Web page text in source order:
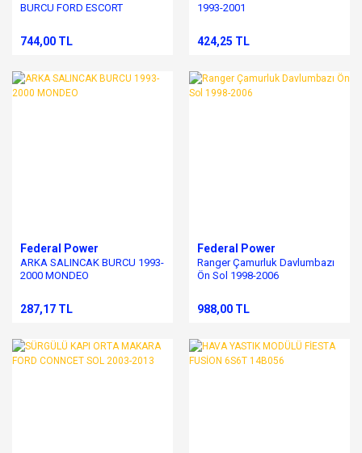
BURCU FORD ESCORT
744,00 TL
1993-2001
424,25 TL
Federal Power
ARKA SALINCAK BURCU 1993-
2000 MONDEO
287,17 TL
Federal Power
Ranger Çamurluk Davlumbazı
Ön Sol 1998-2006
988,00 TL